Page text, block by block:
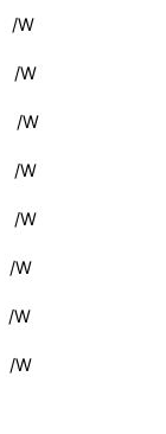
/W
/W
/W
/W
/W
/W
/W
/W